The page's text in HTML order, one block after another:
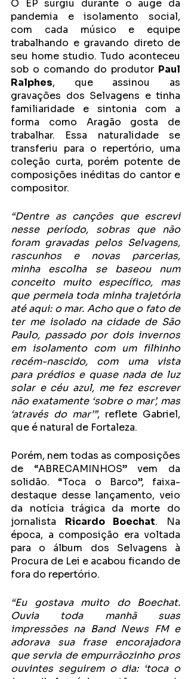
O EP surgiu durante o auge da
pandemia e isolamento social,
com cada músico e equipe
trabalhando e gravando direto de
seu home studio. Tudo aconteceu
sob o comando do produtor Paul
Ralphes, que assinou as
gravações dos Selvagens e tinha
familiaridade e sintonia com a
forma como Aragão gosta de
trabalhar. Essa naturalidade se
transferiu para o repertório, uma
coleção curta, porém potente de
composições inéditas do cantor e
compositor.
“Dentre as canções que escrevi
nesse período, sobras que não
foram gravadas pelos Selvagens,
rascunhos e novas parcerias,
minha escolha se baseou num
conceito muito específico, mas
que permeia toda minha trajetória
até aqui: o mar. Acho que o fato de
ter me isolado na cidade de São
Paulo, passado por dois invernos
em isolamento com um filhinho
recém-nascido, com uma vista
para prédios e quase nada de luz
solar e céu azul, me fez escrever
não exatamente ‘sobre o mar’, mas
‘através do mar’”, reflete Gabriel,
que é natural de Fortaleza.
Porém, nem todas as composições
de “ABRECAMINHOS” vem da
solidão. “Toca o Barco”, faixa-
destaque desse lançamento, veio
da notícia trágica da morte do
jornalista Ricardo Boechat. Na
época, a composição era voltada
para o álbum dos Selvagens à
Procura de Lei e acabou ficando de
fora do repertório.
“Eu gostava muito do Boechat.
Ouvia toda manhã suas
impressões na Band News FM e
adorava sua frase encorajadora
que servia de empurrãozinho pros
ouvintes seguirem o dia: ‘toca o